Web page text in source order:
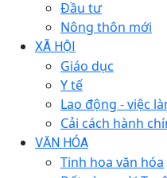
Đầu tư
Nông thôn mới
XÃ HỘI
Giáo dục
Y tế
Lao động - việc
Cải cách hành
VĂN HÓA
Tinh hoa văn hóa